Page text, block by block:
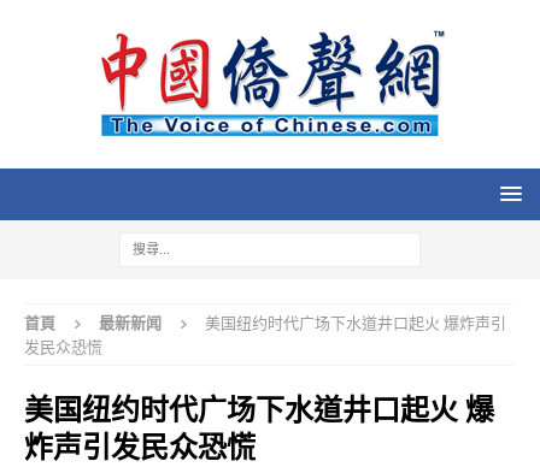
首頁 最新新闻
美国纽约时代广场下水道井口起火 爆炸声引
发民众恐慌
美国纽约时代广场下水道井口起火 爆
炸声引发民众恐慌